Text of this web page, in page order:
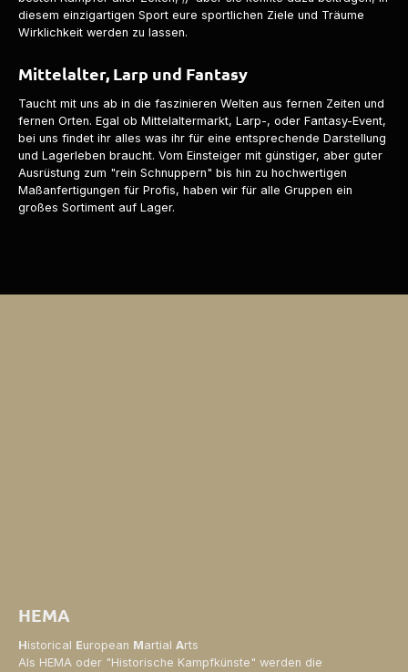
diesem einzigartigen Sport eure sportlichen Ziele und Träume
Wirklichkeit werden zu lassen.
Mittelalter, Larp und Fantasy
Taucht mit uns ab in die faszinieren Welten aus fernen Zeiten und
fernen Orten. Egal ob Mittelaltermarkt, Larp-, oder Fantasy-Event,
bei uns findet ihr alles was ihr für eine entsprechende Darstellung
und Lagerleben braucht. Vom Einsteiger mit günstiger, aber guter
Ausrüstung zum "rein Schnuppern" bis hin zu hochwertigen
Maßanfertigungen für Profis, haben wir für alle Gruppen ein
großes Sortiment auf Lager.
HEMA
Historical European Martial Arts
Als HEMA oder "Historische Kampfkünste" werden die